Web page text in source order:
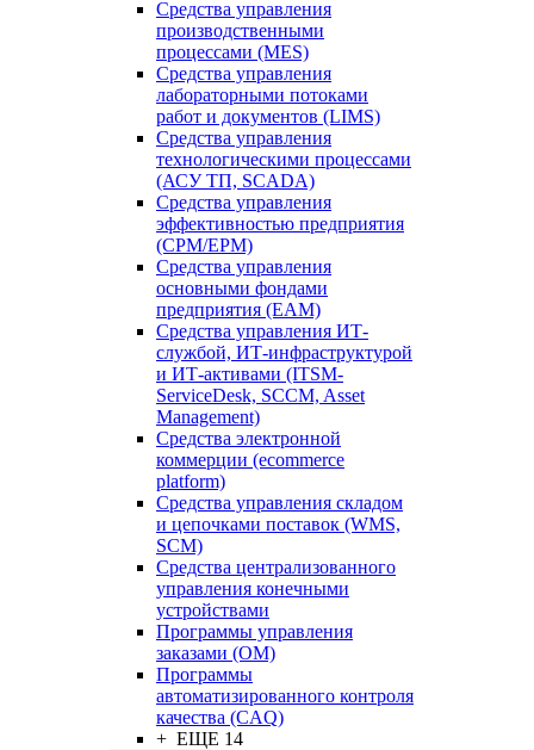
Средства управления
производственными
процессами (MES)
Средства управления
лабораторными потоками
работ и документов (LIMS)
Средства управления
технологическими процессами
(АСУ ТП, SCADA)
Средства управления
эффективностью предприятия
(CPM/EPM)
Средства управления
основными фондами
предприятия (EAM)
Средства управления ИТ-
службой, ИТ-инфраструктурой
и ИТ-активами (ITSM-
ServiceDesk, SCCM, Asset
Management)
Средства электронной
коммерции (ecommerce
platform)
Средства управления складом
и цепочками поставок (WMS,
SCM)
Средства централизованного
управления конечными
устройствами
Программы управления
заказами (OM)
Программы
автоматизированного контроля
качества (CAQ)
+ ЕЩЕ 14